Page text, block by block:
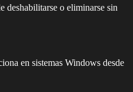
deshabilitarse o eliminarse sin
en sistemas Windows desde